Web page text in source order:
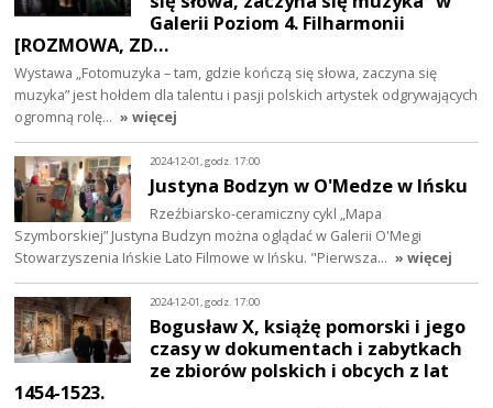
Galerii Poziom 4. Filharmonii
[ROZMOWA, ZD…
Wystawa „Fotomuzyka – tam, gdzie kończą się słowa, zaczyna się
muzyka” jest hołdem dla talentu i pasji polskich artystek odgrywających
ogromną rolę… » więcej
2024-12-01, godz. 17:00
Justyna Bodzyn w O'Medze w Ińsku
Rzeźbiarsko-ceramiczny cykl „Mapa
Szymborskiej” Justyna Budzyn można oglądać w Galerii O'Megi
Stowarzyszenia Ińskie Lato Filmowe w Ińsku. "Pierwsza… » więcej
2024-12-01, godz. 17:00
Bogusław X, książę pomorski i jego
czasy w dokumentach i zabytkach
ze zbiorów polskich i obcych z lat
1454-1523.